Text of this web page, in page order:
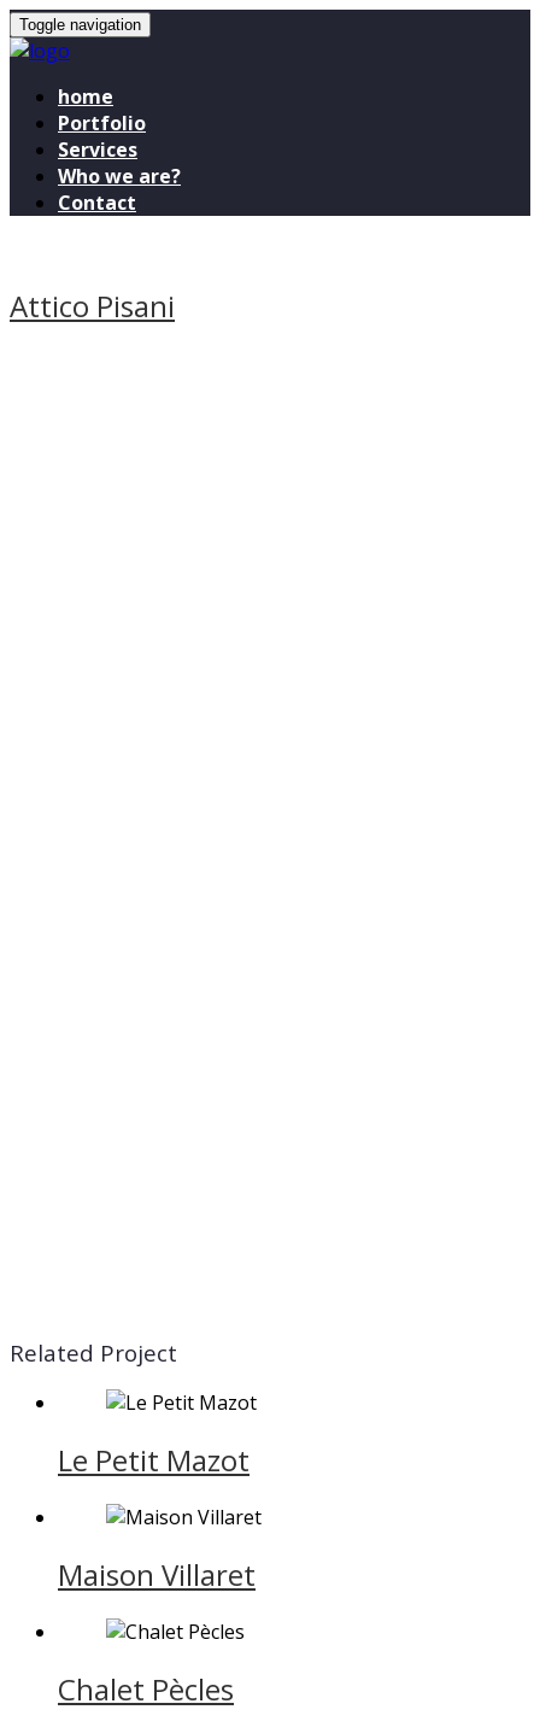
Toggle navigation
home
Portfolio
Services
Who we are?
Contact
Attico Pisani
Related Project
Le Petit Mazot
Maison Villaret
Chalet Pècles